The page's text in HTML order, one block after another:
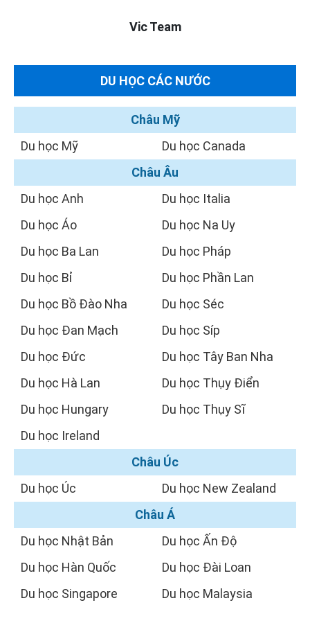
Vic Team
DU HỌC CÁC NƯỚC
Châu Mỹ
Du học Mỹ
Du học Canada
Châu Âu
Du học Anh
Du học Áo
Du học Ba Lan
Du học Bỉ
Du học Bồ Đào Nha
Du học Đan Mạch
Du học Đức
Du học Hà Lan
Du học Hungary
Du học Ireland
Du học Italia
Du học Na Uy
Du học Pháp
Du học Phần Lan
Du học Séc
Du học Síp
Du học Tây Ban Nha
Du học Thụy Điển
Du học Thụy Sĩ
Châu Úc
Du học Úc
Du học New Zealand
Châu Á
Du học Nhật Bản
Du học Hàn Quốc
Du học Singapore
Du học Ấn Độ
Du học Đài Loan
Du học Malaysia